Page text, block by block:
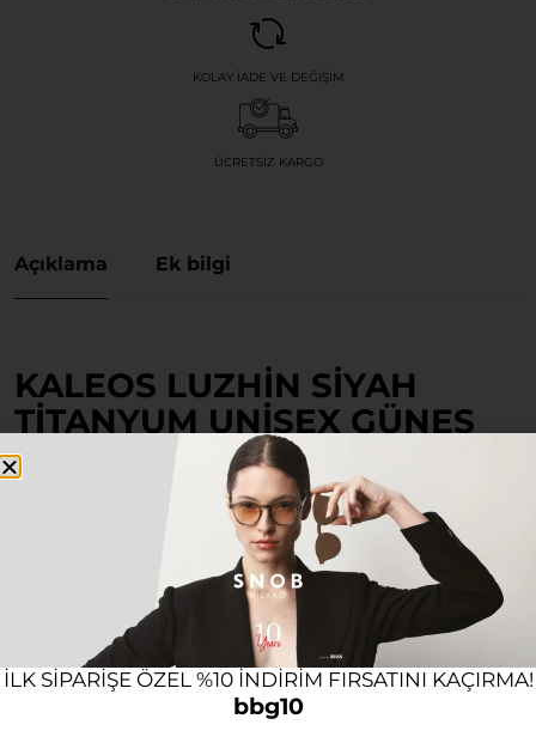
KOLAY İADE VE DEĞIŞIM
ÜCRETSIZ KARGO
Açıklama Ek bilgi
KALEOS LUZHIN SIYAH
TITANYUM UNISEX GÜNEŞ
GÖZLÜĞÜ
Stilini özgün ve zamansız detaylarla tamamlamak
isteyen herkes için tasarlanan bu özel model, hem
klasik hem de modern kombinlerinizin vazgeçilmez
İtalya’da üretilen ve high-end moda anlayışını
yansıtan gözlük; hafif, dayanıklı ve ergonomik
yapısıyla gün boyu yüksek konfor sunar. Günlük
kullanımda tarzınıza şıklık katarken, gözlerinizi de
ILK SIPARIŞE ÖZEL %10 INDIRIM FIRSATINI KAÇIRMA!
bbg10